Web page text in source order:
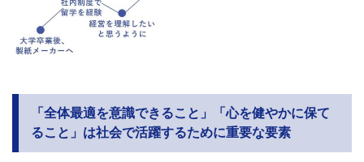
「全体最適を意識できること」「心を健やかに保て
ること」は社会で活躍するために重要な要素